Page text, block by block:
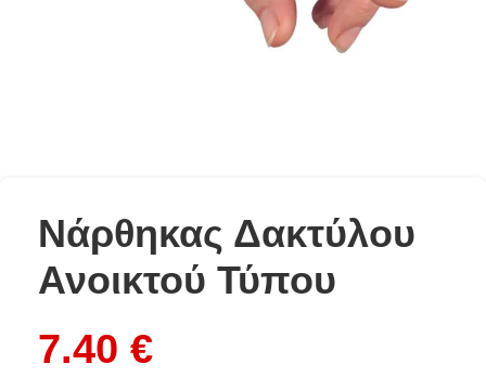
Νάρθηκας Δακτύλου
Ανοικτού Τύπου
7.40 €